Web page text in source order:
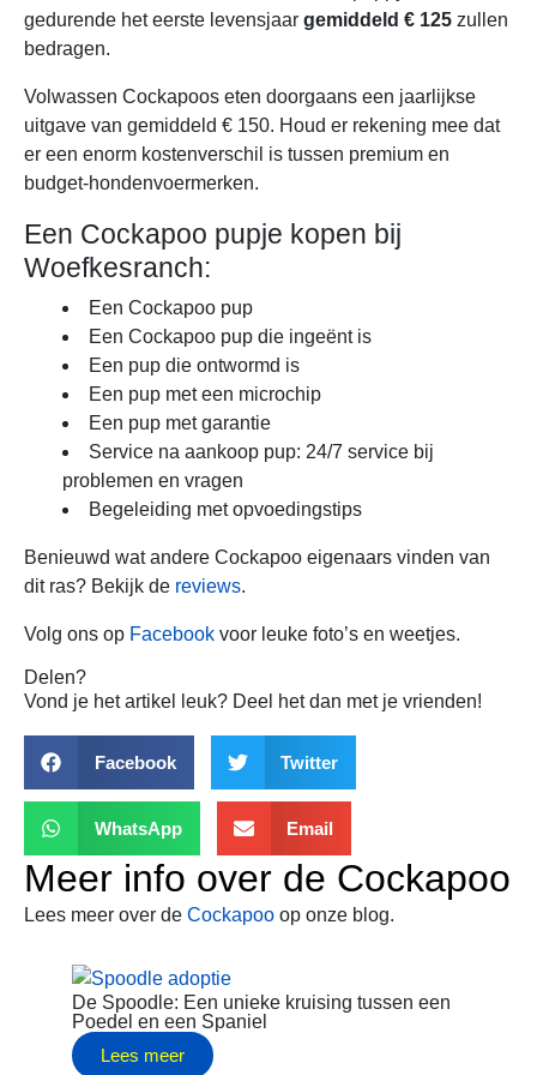
gedurende het eerste levensjaar gemiddeld € 125 zullen
bedragen.
Volwassen Cockapoos eten doorgaans een jaarlijkse
uitgave van gemiddeld € 150. Houd er rekening mee dat
er een enorm kostenverschil is tussen premium en
budget-hondenvoermerken.
Een Cockapoo pupje kopen bij
Woefkesranch:
Een Cockapoo pup
Een Cockapoo pup die ingeënt is
Een pup die ontwormd is
Een pup met een microchip
Een pup met garantie
Service na aankoop pup: 24/7 service bij
problemen en vragen
Begeleiding met opvoedingstips
Benieuwd wat andere Cockapoo eigenaars vinden van
dit ras? Bekijk de reviews.
Volg ons op Facebook voor leuke foto’s en weetjes.
Delen?
Vond je het artikel leuk? Deel het dan met je vrienden!
Facebook Twitter
WhatsApp Email
Meer info over de Cockapoo
Lees meer over de Cockapoo op onze blog.
De Spoodle: Een unieke kruising tussen een
Poedel en een Spaniel
Lees meer